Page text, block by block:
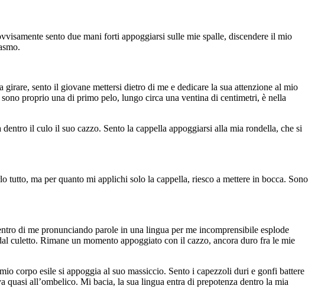
sento due mani forti appoggiarsi sulle mie spalle, discendere il mio
sento il giovane mettersi dietro di me e dedicare la sua attenzione al mio
proprio una di primo pelo, lungo circa una ventina di centimetri, è nella
il culo il suo cazzo. Sento la cappella appoggiarsi alla mia rondella, che si
ma per quanto mi applichi solo la cappella, riesco a mettere in bocca. Sono
di me pronunciando parole in una lingua per me incomprensibile esplode
culetto. Rimane un momento appoggiato con il cazzo, ancora duro fra le mie
corpo esile si appoggia al suo massiccio. Sento i capezzoli duri e gonfi battere
quasi all’ombelico. Mi bacia, la sua lingua entra di prepotenza dentro la mia